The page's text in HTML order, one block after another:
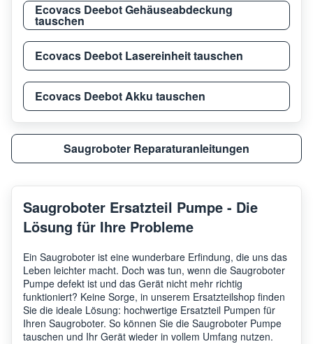
Ecovacs Deebot Gehäuseabdeckung
tauschen
Ecovacs Deebot Lasereinheit tauschen
Ecovacs Deebot Akku tauschen
Saugroboter Reparaturanleitungen
Saugroboter Ersatzteil Pumpe - Die
Lösung für Ihre Probleme
Ein Saugroboter ist eine wunderbare Erfindung, die uns das
Leben leichter macht. Doch was tun, wenn die Saugroboter
Pumpe defekt ist und das Gerät nicht mehr richtig
funktioniert? Keine Sorge, in unserem Ersatzteilshop finden
Sie die ideale Lösung: hochwertige Ersatzteil Pumpen für
Ihren Saugroboter. So können Sie die Saugroboter Pumpe
tauschen und Ihr Gerät wieder in vollem Umfang nutzen.